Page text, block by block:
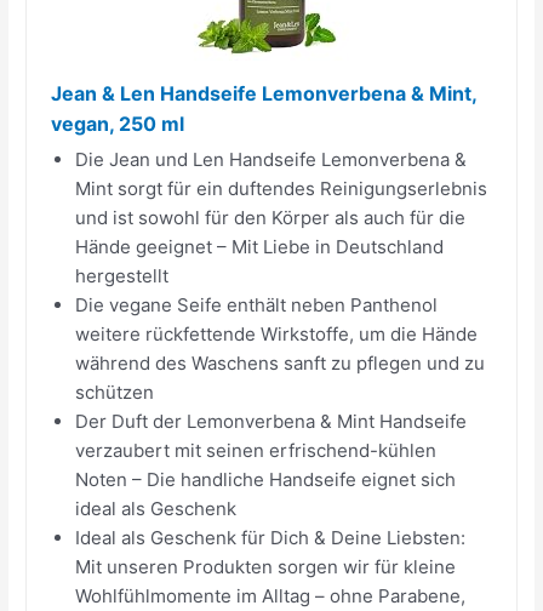
Jean & Len Handseife Lemonverbena & Mint,
vegan, 250 ml
Die Jean und Len Handseife Lemonverbena &
Mint sorgt für ein duftendes Reinigungserlebnis
und ist sowohl für den Körper als auch für die
Hände geeignet – Mit Liebe in Deutschland
hergestellt
Die vegane Seife enthält neben Panthenol
weitere rückfettende Wirkstoffe, um die Hände
während des Waschens sanft zu pflegen und zu
schützen
Der Duft der Lemonverbena & Mint Handseife
verzaubert mit seinen erfrischend-kühlen
Noten – Die handliche Handseife eignet sich
ideal als Geschenk
Ideal als Geschenk für Dich & Deine Liebsten:
Mit unseren Produkten sorgen wir für kleine
Wohlfühlmomente im Alltag – ohne Parabene,